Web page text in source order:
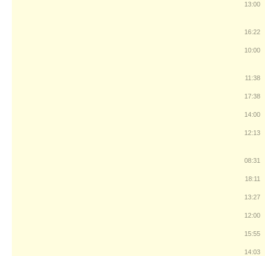
13:00
16:22
10:00
11:38
17:38
14:00
12:13
08:31
18:11
13:27
12:00
15:55
14:03